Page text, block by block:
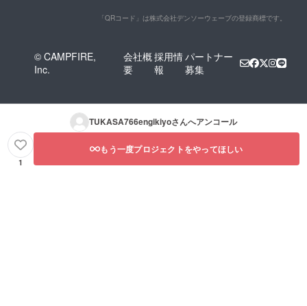
「QRコード」は株式会社デンソーウェーブの登録商標です。
© CAMPFIRE,
Inc.
会社概
要
採用情
報
パートナー
募集
TUKASA766engikiyoさんへアンコール
1
もう一度プロジェクトをやってほしい